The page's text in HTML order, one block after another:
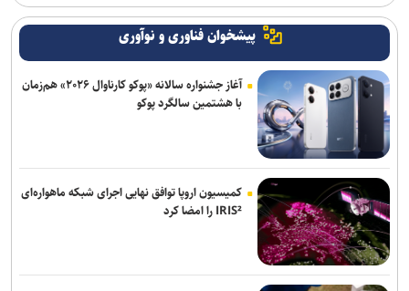
پیشخوان فناوری و نوآوری
آغاز جشنواره سالانه «پوکو کارناوال ۲۰۲۶» هم‌زمان
با هشتمین سالگرد پوکو
کمیسیون اروپا توافق نهایی اجرای شبکه ماهواره‌ای
IRIS² را امضا کرد